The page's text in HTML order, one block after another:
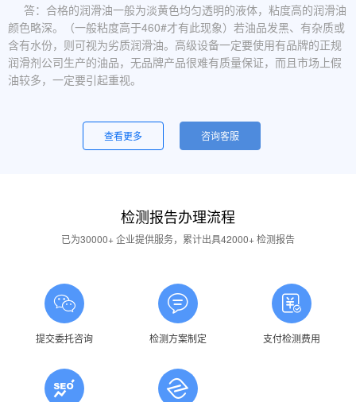
答：合格的润滑油一般为淡黄色均匀透明的液体，粘度高的润滑油
颜色略深。（一般粘度高于460#才有此现象）若油品发黑、有杂质或
含有水份，则可视为劣质润滑油。高级设备一定要使用有品牌的正规
润滑剂公司生产的油品，无品牌产品很难有质量保证，而且市场上假
油较多，一定要引起重视。
一般是润滑油质量问题，合格的润滑油使用中不应出现大量泡沫，
用户不应采用会产生泡沫的润滑油。还有一个可能的原因是混油可能
答：一般情况下油品发白是由于油箱进水后造成的，是乳化现象，
应避免水进入润滑油箱体或避免雨水进入已开封的油桶中。具体操作
润滑油的号数是什么意思？
答：根据ISO标准，工业润滑油按40℃ 温度条件下测定的粘度分
为若干个粘度等级，数据越大则粘度越高，因此润滑油的号数指其粘
润滑油粘度高是否说明润滑油质量好？
查看更多 咨询客服
检测报告办理流程
已为30000+ 企业提供服务，累计出具42000+ 检测报告
提交委托咨询 检测方案制定 支付检测费用